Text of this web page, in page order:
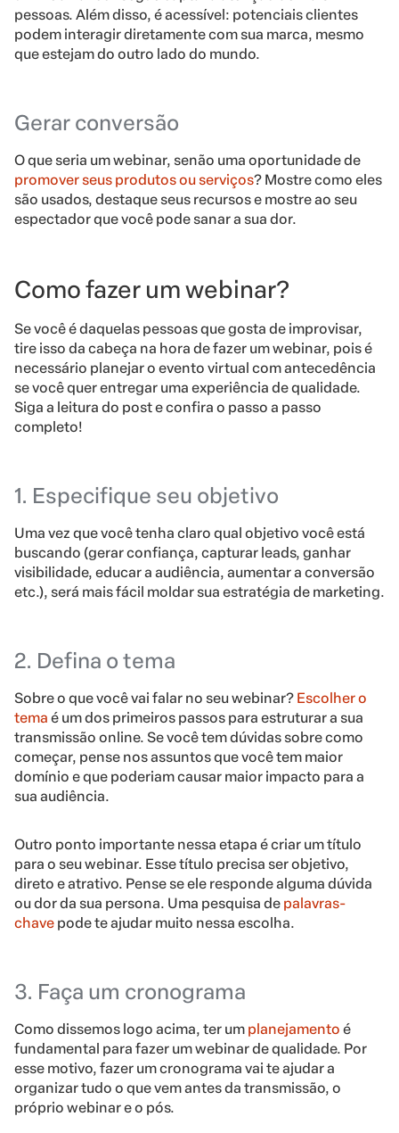
pessoas. Além disso, é acessível: potenciais clientes
podem interagir diretamente com sua marca, mesmo
que estejam do outro lado do mundo.
Gerar conversão
O que seria um webinar, senão uma oportunidade de
promover seus produtos ou serviços? Mostre como eles
são usados, destaque seus recursos e mostre ao seu
espectador que você pode sanar a sua dor.
Como fazer um webinar?
Se você é daquelas pessoas que gosta de improvisar,
tire isso da cabeça na hora de fazer um webinar, pois é
necessário planejar o evento virtual com antecedência
se você quer entregar uma experiência de qualidade.
Siga a leitura do post e confira o passo a passo
completo!
1. Especifique seu objetivo
Uma vez que você tenha claro qual objetivo você está
buscando (gerar confiança, capturar leads, ganhar
visibilidade, educar a audiência, aumentar a conversão
etc.), será mais fácil moldar sua estratégia de marketing.
2. Defina o tema
Sobre o que você vai falar no seu webinar? Escolher o
tema é um dos primeiros passos para estruturar a sua
transmissão online. Se você tem dúvidas sobre como
começar, pense nos assuntos que você tem maior
domínio e que poderiam causar maior impacto para a
sua audiência.
Outro ponto importante nessa etapa é criar um título
para o seu webinar. Esse título precisa ser objetivo,
direto e atrativo. Pense se ele responde alguma dúvida
ou dor da sua persona. Uma pesquisa de palavras-
chave pode te ajudar muito nessa escolha.
3. Faça um cronograma
Como dissemos logo acima, ter um planejamento é
fundamental para fazer um webinar de qualidade. Por
esse motivo, fazer um cronograma vai te ajudar a
organizar tudo o que vem antes da transmissão, o
próprio webinar e o pós.